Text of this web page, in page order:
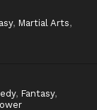
, Martial Arts,
, Fantasy,